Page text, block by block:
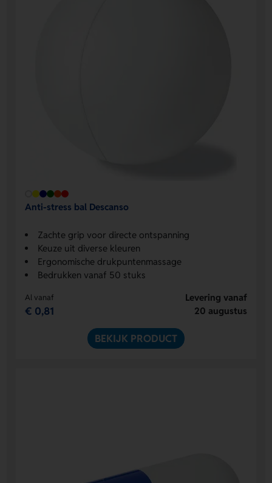
Anti-stress bal Descanso
Zachte grip voor directe ontspanning
Keuze uit diverse kleuren
Ergonomische drukpuntenmassage
Bedrukken vanaf 50 stuks
Al vanaf
€ 0,81
Levering vanaf
20 augustus
BEKIJK PRODUCT